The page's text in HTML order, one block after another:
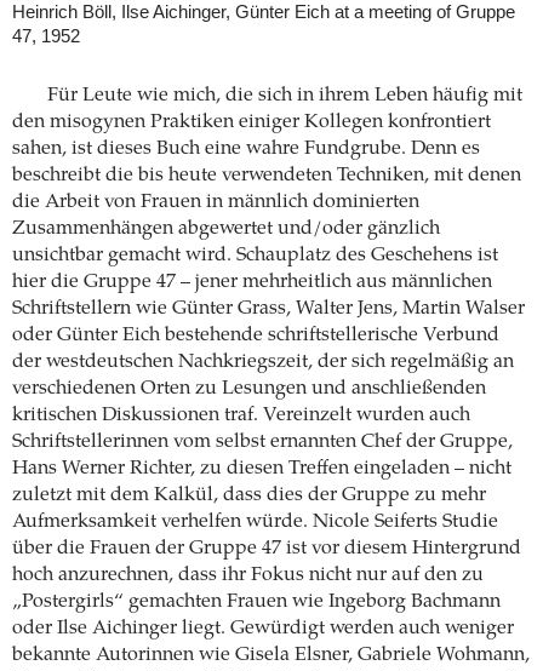
Heinrich Böll, Ilse Aichinger, Günter Eich at a meeting of Gruppe
47, 1952
Für Leute wie mich, die sich in ihrem Leben häufig mit
den misogynen Praktiken einiger Kollegen konfrontiert
sahen, ist dieses Buch eine wahre Fundgrube. Denn es
beschreibt die bis heute verwendeten Techniken, mit denen
die Arbeit von Frauen in männlich dominierten
Zusammenhängen abgewertet und/oder gänzlich
unsichtbar gemacht wird. Schauplatz des Geschehens ist
hier die Gruppe 47 – jener mehrheitlich aus männlichen
Schriftstellern wie Günter Grass, Walter Jens, Martin Walser
oder Günter Eich bestehende schriftstellerische Verbund
der westdeutschen Nachkriegszeit, der sich regelmäßig an
verschiedenen Orten zu Lesungen und anschließenden
kritischen Diskussionen traf. Vereinzelt wurden auch
Schriftstellerinnen vom selbst ernannten Chef der Gruppe,
Hans Werner Richter, zu diesen Treffen eingeladen – nicht
zuletzt mit dem Kalkül, dass dies der Gruppe zu mehr
Aufmerksamkeit verhelfen würde. Nicole Seiferts Studie
über die Frauen der Gruppe 47 ist vor diesem Hintergrund
hoch anzurechnen, dass ihr Fokus nicht nur auf den zu
„Postergirls“ gemachten Frauen wie Ingeborg Bachmann
oder Ilse Aichinger liegt. Gewürdigt werden auch weniger
bekannte Autorinnen wie Gisela Elsner, Gabriele Wohmann,